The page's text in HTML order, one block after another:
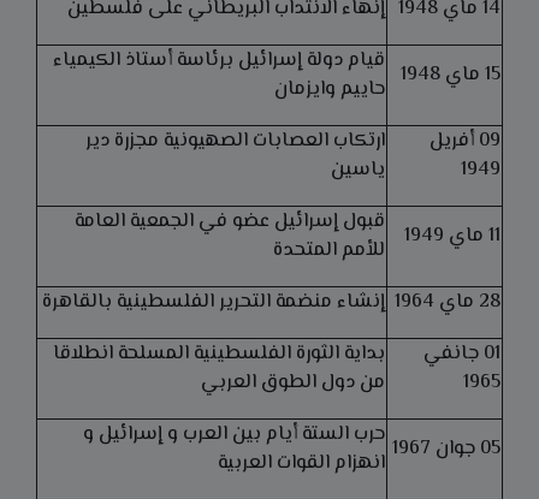
14 ماي 1948
إنهاء الانتداب البريطاني على فلسطين
15 ماي 1948
قيام دولة إسرائيل برئاسة أستاذ الكيمياء
حاييم وايزمان
09 أفريل
1949
ارتكاب العصابات الصهيونية مجزرة دير
ياسين
11 ماي 1949
قبول إسرائيل عضو في الجمعية العامة
للأمم المتحدة
28 ماي 1964
إنشاء منضمة التحرير الفلسطينية بالقاهرة
01 جانفي
1965
بداية الثورة الفلسطينية المسلحة انطلاقا
من دول الطوق العربي
05 جوان 1967
حرب الستة أيام بين العرب و إسرائيل و
انهزام القوات العربية